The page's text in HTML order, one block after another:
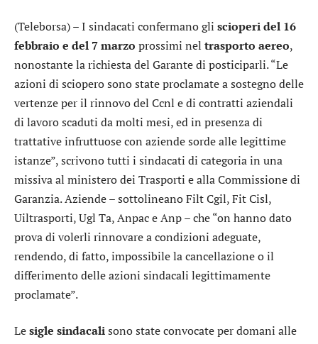
(Teleborsa) – I sindacati confermano gli scioperi del 16
febbraio e del 7 marzo prossimi nel trasporto aereo,
nonostante la richiesta del Garante di posticiparli. “Le
azioni di sciopero sono state proclamate a sostegno delle
vertenze per il rinnovo del Ccnl e di contratti aziendali
di lavoro scaduti da molti mesi, ed in presenza di
trattative infruttuose con aziende sorde alle legittime
istanze”, scrivono tutti i sindacati di categoria in una
missiva al ministero dei Trasporti e alla Commissione di
Garanzia. Aziende – sottolineano Filt Cgil, Fit Cisl,
Uiltrasporti, Ugl Ta, Anpac e Anp – che “on hanno dato
prova di volerli rinnovare a condizioni adeguate,
rendendo, di fatto, impossibile la cancellazione o il
differimento delle azioni sindacali legittimamente
proclamate”.
Lesigle sindacalisono state convocate per domani alle